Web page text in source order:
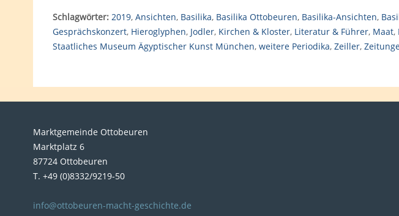
Schlagwörter: 2019, Ansichten, Basilika, Basilika Ottobeuren, Basilika-Ansichten,
Gesprächskonzert, Hieroglyphen, Jodler, Kirchen & Kloster, Literatur & Führer, Maat,
Staatliches Museum Ägyptischer Kunst München, weitere Periodika, Zeiller,
Marktgemeinde Ottobeuren
Marktplatz 6
87724 Ottobeuren
T. +49 (0)8332/9219-50
info@ottobeuren-macht-geschichte.de